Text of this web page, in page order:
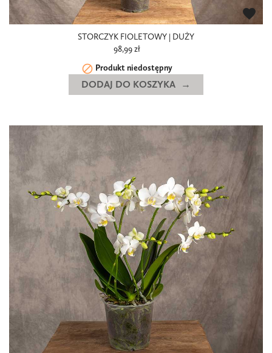
STORCZYK FIOLETOWY | DUŻY
98,99 zł
 Produkt niedostępny
favorite
DODAJ DO KOSZYKA